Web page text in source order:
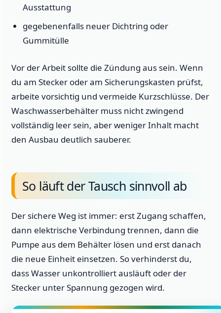
Ausstattung
gegebenenfalls neuer Dichtring oder
Gummitülle
Vor der Arbeit sollte die Zündung aus sein. Wenn
du am Stecker oder am Sicherungskasten prüfst,
arbeite vorsichtig und vermeide Kurzschlüsse. Der
Waschwasserbehälter muss nicht zwingend
vollständig leer sein, aber weniger Inhalt macht
den Ausbau deutlich sauberer.
So läuft der Tausch sinnvoll ab
Der sichere Weg ist immer: erst Zugang schaffen,
dann elektrische Verbindung trennen, dann die
Pumpe aus dem Behälter lösen und erst danach
die neue Einheit einsetzen. So verhinderst du,
dass Wasser unkontrolliert ausläuft oder der
Stecker unter Spannung gezogen wird.